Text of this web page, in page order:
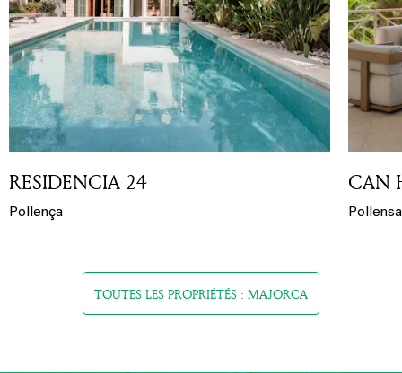
RESIDENCIA 24
Pollença
CAN
Pollensa
TOUTES LES PROPRIÉTÉS : MAJORCA